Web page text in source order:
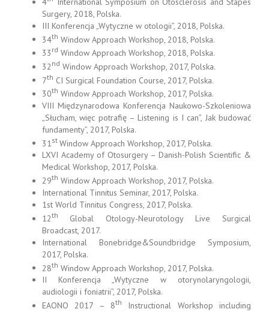
Surgery, 2018, Polska.
III Konferencja „Wytyczne w otologii”, 2018, Polska.
34th Window Approach Workshop, 2018, Polska.
33 rd Window Approach Workshop, 2018, Polska.
32 nd Window Approach Workshop, 2017, Polska.
7th CI Surgical Foundation Course, 2017, Polska.
30th Window Approach Workshop, 2017, Polska.
VIII Międzynarodowa Konferencja Naukowo-Szkoleniowa
„Słucham, więc potrafię – Listening is I can”, Jak budować
fundamenty”, 2017, Polska.
31 st Window Approach Workshop, 2017, Polska.
LXVI Academy of Otosurgery – Danish-Polish Scientific &
Medical Workshop, 2017, Polska.
29th Window Approach Workshop, 2017, Polska.
International Tinnitus Seminar, 2017, Polska.
1st World Tinnitus Congress, 2017, Polska.
12th Global Otology-Neurotology Live Surgical
Broadcast, 2017.
International Bonebridge&Soundbridge Symposium,
2017, Polska.
28th Window Approach Workshop, 2017, Polska.
II Konferencja „Wytyczne w otorynolaryngologii,
audiologii i foniatrii”, 2017, Polska.
EAONO 2017 – 8th
Instructional Workshop including